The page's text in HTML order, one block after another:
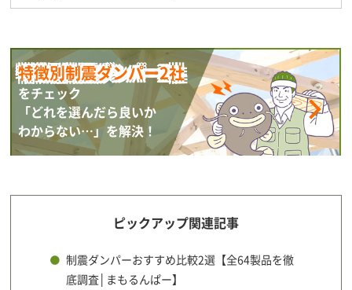
特徴別制震ダンパー2社
をチェック
「どれを選んだら良いか
わからない…」を解決！
ピックアップ関連記事
制震ダンパーおすすめ比較2選【全64製品を徹
底調査│まもるんぱー】